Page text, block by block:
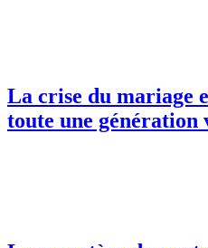
La crise du mariage
toute une génération